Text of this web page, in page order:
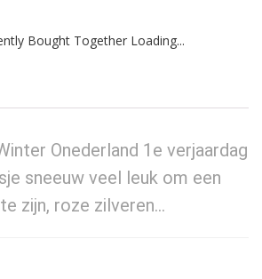
Bought Together Loading...
Onederland 1e verjaardag
sneeuw veel leuk om een
zijn, roze zilveren…